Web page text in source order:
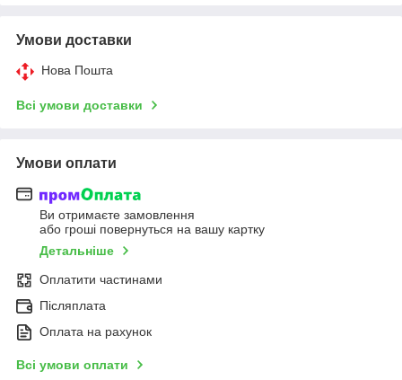
Умови доставки
Нова Пошта
Всі умови доставки
Умови оплати
Ви отримаєте замовлення
або гроші повернуться на вашу картку
Детальніше
Оплатити частинами
Післяплата
Оплата на рахунок
Всі умови оплати